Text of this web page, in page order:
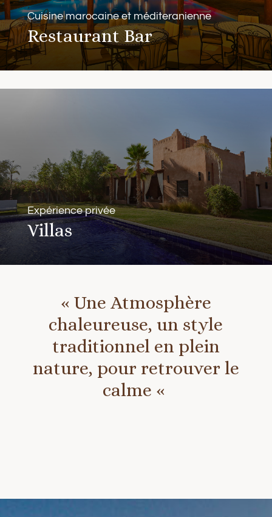
Cuisine marocaine et méditeranienne
Restaurant Bar
Expérience privée
Villas
« Une Atmosphère
chaleureuse, un style
traditionnel en plein
nature, pour retrouver le
calme «